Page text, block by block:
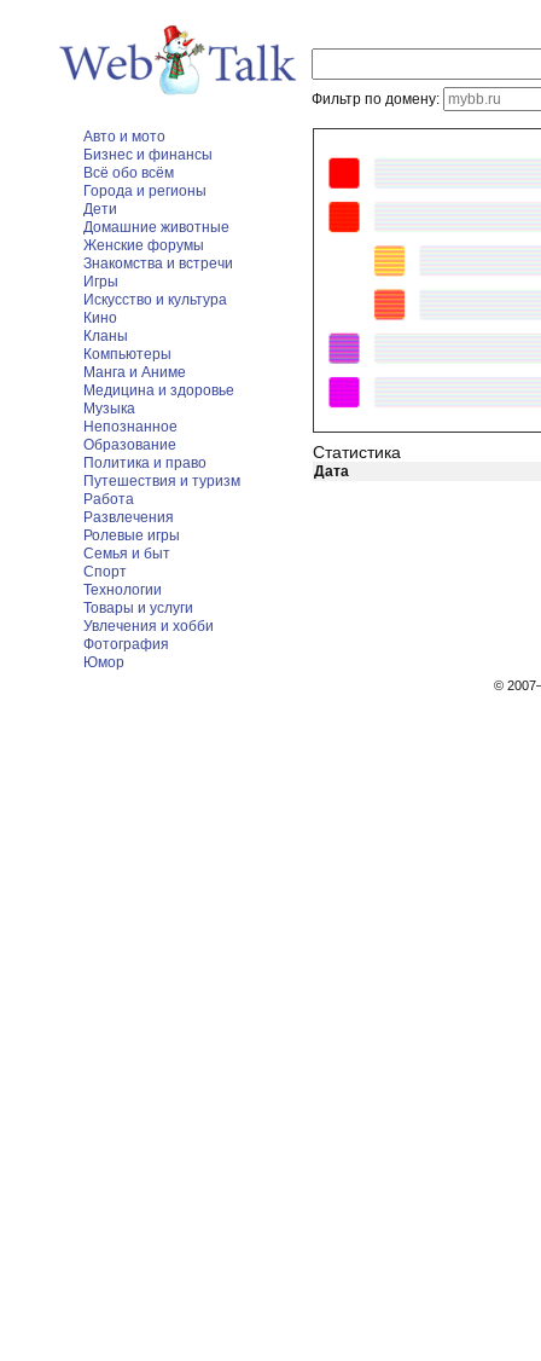
Фильтр по домену:
Авто и мото
Бизнес и финансы
Всё обо всём
Города и регионы
Дети
Домашние животные
Женские форумы
Знакомства и встречи
Игры
Искусство и культура
Кино
Кланы
Компьютеры
Манга и Аниме
Медицина и здоровье
Музыка
Непознанное
Образование
Политика и право
Путешествия и туризм
Работа
Развлечения
Ролевые игры
Семья и быт
Спорт
Технологии
Товары и услуги
Увлечения и хобби
Фотография
Юмор
Статистика
Дата
©